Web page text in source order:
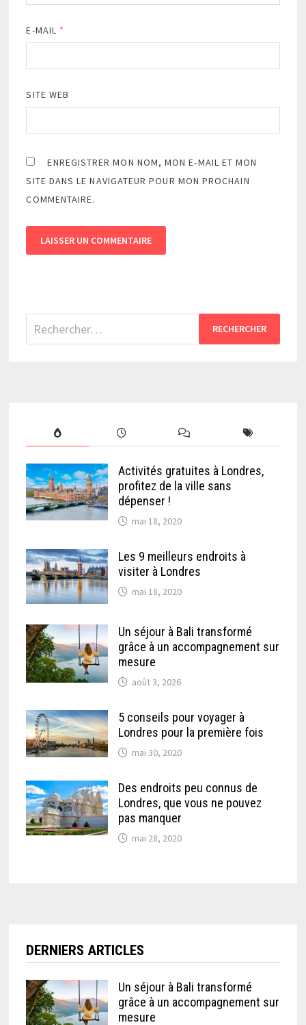
E-MAIL *
SITE WEB
ENREGISTRER MON NOM, MON E-MAIL ET MON
SITE DANS LE NAVIGATEUR POUR MON PROCHAIN
COMMENTAIRE.
Rechercher :
Activités gratuites à Londres,
profitez de la ville sans
dépenser !
mai 18, 2020
Les 9 meilleurs endroits à
visiter à Londres
mai 18, 2020
Un séjour à Bali transformé
grâce à un accompagnement sur
mesure
août 3, 2026
5 conseils pour voyager à
Londres pour la première fois
mai 30, 2020
Des endroits peu connus de
Londres, que vous ne pouvez
pas manquer
mai 28, 2020
DERNIERS ARTICLES
Un séjour à Bali transformé
grâce à un accompagnement sur
mesure